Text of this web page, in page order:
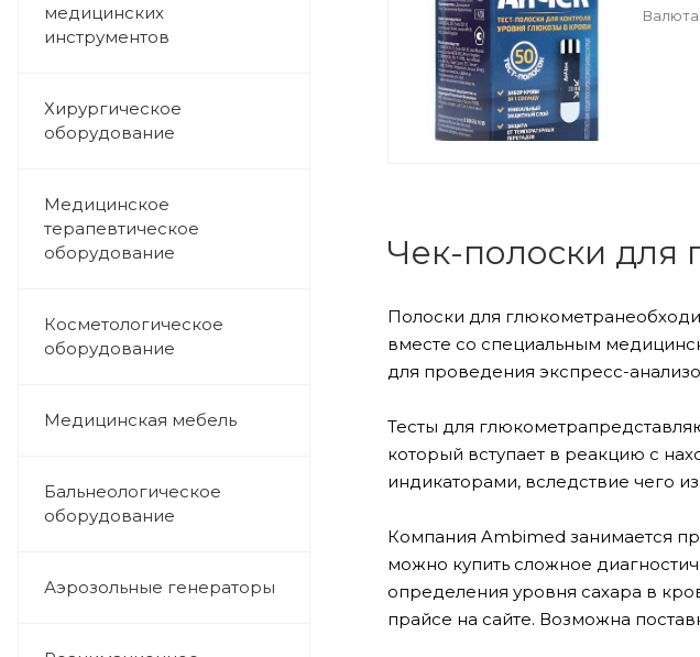
медицинских
инструментов
Хирургическое
оборудование
Медицинское
терапевтическое
оборудование
Косметологическое
оборудование
Медицинская мебель
Бальнеологическое
оборудование
Аэрозольные генераторы
Валюта
Чек-полоски для
Полоски для
вместе со специальным
для проведения экспресс-
Тесты для
который вступает в реакцию с
индикаторами, вследствие чего
Компания Ambimed занимается
можно купить сложное
определения уровня сахара в
прайсе на сайте. Возможна